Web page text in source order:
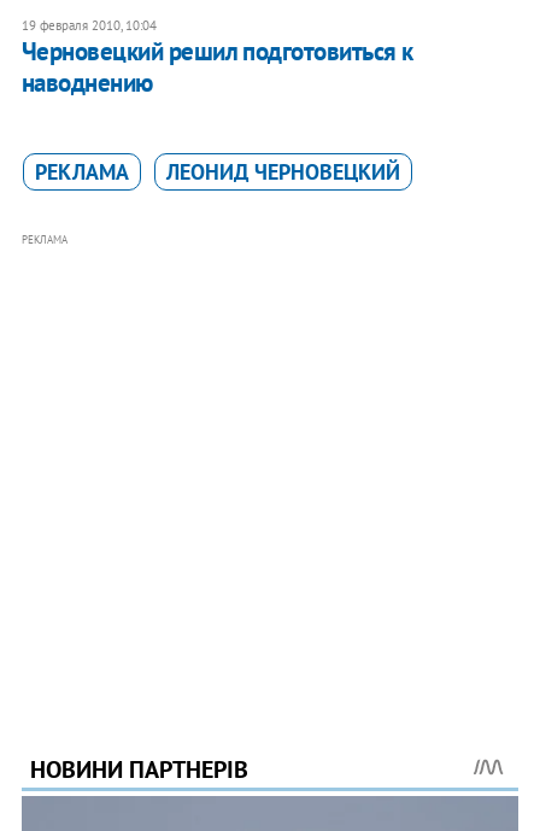
19 февраля 2010, 10:04
Черновецкий решил подготовиться к
наводнению
РЕКЛАМА ЛЕОНИД ЧЕРНОВЕЦКИЙ
РЕКЛАМА